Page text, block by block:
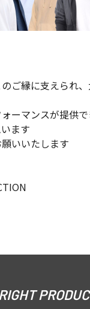
ご縁に支えられ
ーマンスが提供
ます
いいたします